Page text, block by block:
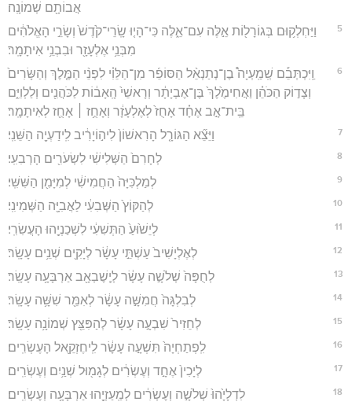
אֲבוֹתָ֖ם שְׁמוֹנָֽה׃
5
וַיַּחְלְק֥וּם בְּגוֹרָל֖וֹת אֵ֣לֶּה עִם־אֵ֑לֶּה כִּי־הָי֤וּ שָֽׂרֵי־קֹ֙דֶשׁ֙ וְשָׂרֵ֣י הָאֱלֹהִ֔ים
מִבְּנֵ֥י אֶלְעָזָ֖ר וּבִבְנֵ֥י אִיתָמָֽר׃
6
וַֽיִּכְתְּבֵ֡ם שְֽׁמַֽעְיָה֩ בֶן־נְתַנְאֵ֨ל הַסּוֹפֵ֜ר מִן־הַלֵּוִ֗י לִפְנֵ֨י הַמֶּ֤לֶךְ וְהַשָּׂרִים֙
וְצָד֣וֹק הַכֹּהֵ֗ן וַאֲחִימֶ֙לֶךְ֙ בֶּן־אֶבְיָתָ֔ר וְרָאשֵׁי֙ הָֽאָב֔וֹת לַכֹּהֲנִ֖ים וְלַלְוִיִּ֑ם
בֵּֽית־אָ֣ב אֶחָ֗ד אָחֻז֙ לְאֶלְעָזָ֔ר וְאָחֻ֥ז ׀ אָחֻ֖ז לְאִיתָמָֽר׃
7 וַיֵּצֵ֞א הַגּוֹרָ֤ל הָרִאשׁוֹן֙ לִיה֣וֹיָרִ֔יב לִֽידַעְיָ֖ה הַשֵּׁנִֽי׃
8 לְחָרִם֙ הַשְּׁלִישִׁ֔י לִשְׂעֹרִ֖ים הָרְבִעִֽי׃
9 לְמַלְכִּיָּה֙ הַחֲמִישִׁ֔י לְמִיָּמִ֖ן הַשִּׁשִּֽׁי׃
10 לְהַקּוֹץ֙ הַשְּׁבִעִ֔י לַאֲבִיָּ֖ה הַשְּׁמִינִֽי׃
11 לְיֵשׁ֙וּעַ֙ הַתְּשִׁעִ֔י לִשְׁכַנְיָ֖הוּ הָעֲשִׂרִֽי׃
12 לְאֶלְיָשִׁיב֙ עַשְׁתֵּ֣י עָשָׂ֔ר לְיָקִ֖ים שְׁנֵ֥ים עָשָֽׂר׃
13 לְחֻפָּה֙ שְׁלֹשָׁ֣ה עָשָׂ֔ר לְיֶֽשֶׁבְאָ֖ב אַרְבָּעָ֥ה עָשָֽׂר׃
14 לְבִלְגָּה֙ חֲמִשָּׁ֣ה עָשָׂ֔ר לְאִמֵּ֖ר שִׁשָּׁ֥ה עָשָֽׂר׃
15 לְחֵזִיר֙ שִׁבְעָ֣ה עָשָׂ֔ר לְהַפִּצֵּ֖ץ שְׁמוֹנָ֥ה עָשָֽׂר׃
16 לִֽפְתַחְיָה֙ תִּשְׁעָ֣ה עָשָׂ֔ר לִֽיחֶזְקֵ֖אל הָעֶשְׂרִֽים׃
17 לְיָכִין֙ אֶחָ֣ד וְעֶשְׂרִ֔ים לְגָמ֖וּל שְׁנַ֥יִם וְעֶשְׂרִֽים׃
18 לִדְלָיָ֙הוּ֙ שְׁלֹשָׁ֣ה וְעֶשְׂרִ֔ים לְמַֽעַזְיָ֖הוּ אַרְבָּעָ֥ה וְעֶשְׂרִֽים׃